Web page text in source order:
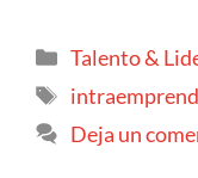
Talento &
Deja un